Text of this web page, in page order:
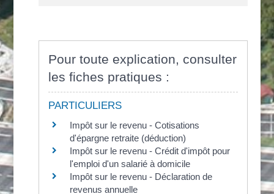
Pour toute explication, consulter
les fiches pratiques :
PARTICULIERS
Impôt sur le revenu - Cotisations
d'épargne retraite (déduction)
Impôt sur le revenu - Crédit d'impôt pour
l'emploi d'un salarié à domicile
Impôt sur le revenu - Déclaration de
revenus annuelle